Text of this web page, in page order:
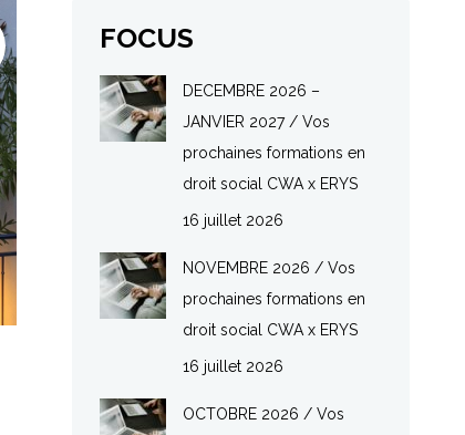
FOCUS
DECEMBRE 2026 –
JANVIER 2027 / Vos
prochaines formations en
droit social CWA x ERYS
16 juillet 2026
NOVEMBRE 2026 / Vos
prochaines formations en
droit social CWA x ERYS
16 juillet 2026
OCTOBRE 2026 / Vos